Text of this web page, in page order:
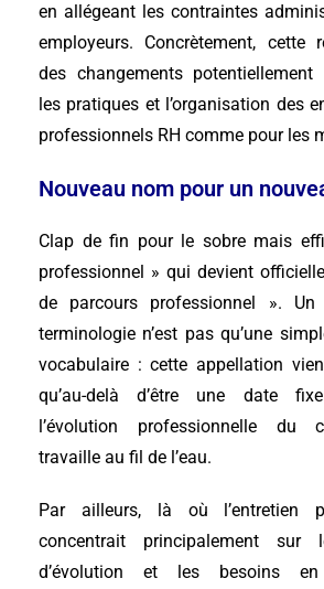
en allégeant les contraintes
employeurs. Concrètement, cette
des changements
les pratiques et l’organisation des
professionnels RH comme pour les
Nouveau nom pour un
Clap de fin pour le sobre mais
professionnel » qui devient
de parcours professionnel ». Un
terminologie n’est pas qu’une
vocabulaire : cette appellation
qu’au-delà d’être une date
l’évolution professionnelle du
travaille au fil de l’eau.
Par ailleurs, là où l’entretien
concentrait principalement sur
d’évolution et les besoins